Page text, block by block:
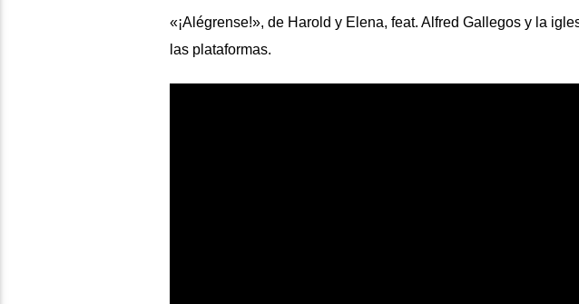
«¡Alégrense!», de Harold y Elena, feat. Alfred Gallegos y la
las plataformas.